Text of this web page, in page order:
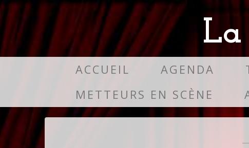
ACCUEIL AGENDA
METTEURS EN SCÈNE